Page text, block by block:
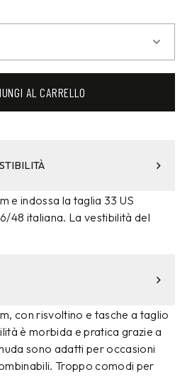
AL CARRELLO
e indossa la taglia 33 US
48 italiana. La vestibilità del
con risvoltino e tasche a taglio
è morbida e pratica grazie a
sono adatti per occasioni
Troppo comodi per